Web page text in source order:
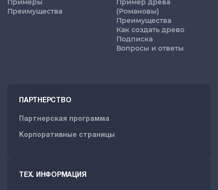
Примеры
Преимущества
Пример древа
(Романовы)
Преимущества
Как создать древо
Подписка
Вопросы и ответы
ПАРТНЕРСТВО
Партнерская программа
Корпоративные страницы
ТЕХ. ИНФОРМАЦИЯ